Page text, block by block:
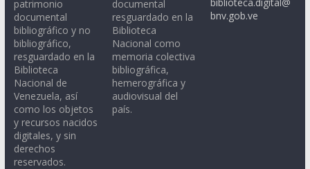
patrimonio
documental
bibliográfico y no
bibliográfico,
resguardado en la
Biblioteca
Nacional de
Venezuela, así
como los objetos
y recursos nacidos
digitales, y sin
derechos
reservados.
documental
resguardado en la
Biblioteca
Nacional como
memoria colectiva
bibliográfica,
hemerográfica y
audiovisual del
país.
bnv.gob.ve